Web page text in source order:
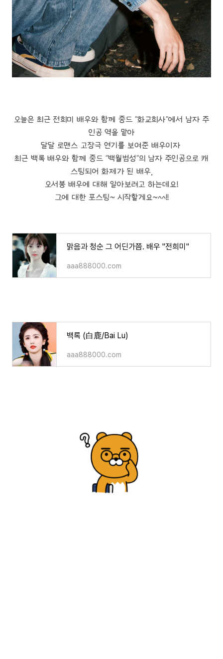
오늘은 최근 전희미 배우와 함께 중드 "화교희사"에서 남자 주
인공 역을 맡아
달달 로맨스 고장극 연기를 보여준 배우이자
최근 백록 배우와 함께 중드 "백월범성"의 남자 주인공으로 캐
스팅되어 화제가 된 배우,
오서붕 배우에 대해 알아보려고 하는데요!
그에 대한 포스팅~ 시작할게요~^^!!
맑음과 청순 그 어딘가쯤. 배우 "전희미"
aaa888000.com
백록 (白鹿/Bai Lu)
aaa888000.com